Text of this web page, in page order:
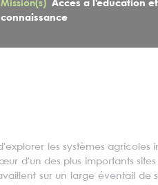
Mission(s) Accès à l’éducation
connaissance
les systèmes agricoles
d'un des plus importants
sur un large éventail de